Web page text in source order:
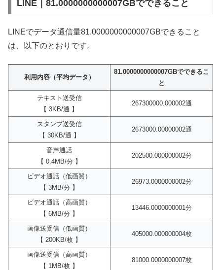
LINE｜81.0000000000007GBでできること
LINEでデータ通信量81.0000000000007GBできること
は、以下のとおりです。
利用内容（平均データ）
81.0000000000007GBでできるこ
と
テキスト送受信
【 3KB/通 】
267300000.000002通
スタンプ送受信
【 30KB/通 】
2673000.00000002通
音声通話
【 0.4MB/分 】
202500.000000002分
ビデオ通話（低画質）
【 3MB/分 】
26973.0000000002分
ビデオ通話（高画質）
【 6MB/分 】
13446.0000000001分
画像送受信（低画質）
【 200KB/枚 】
405000.000000004枚
画像送受信（高画質）
【 1MB/枚 】
81000.0000000007枚